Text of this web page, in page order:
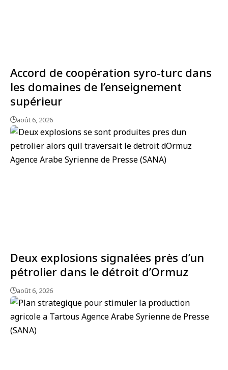
Accord de coopération syro‑turc dans
les domaines de l’enseignement
supérieur
août 6, 2026
Deux explosions signalées près d’un
pétrolier dans le détroit d’Ormuz
août 6, 2026